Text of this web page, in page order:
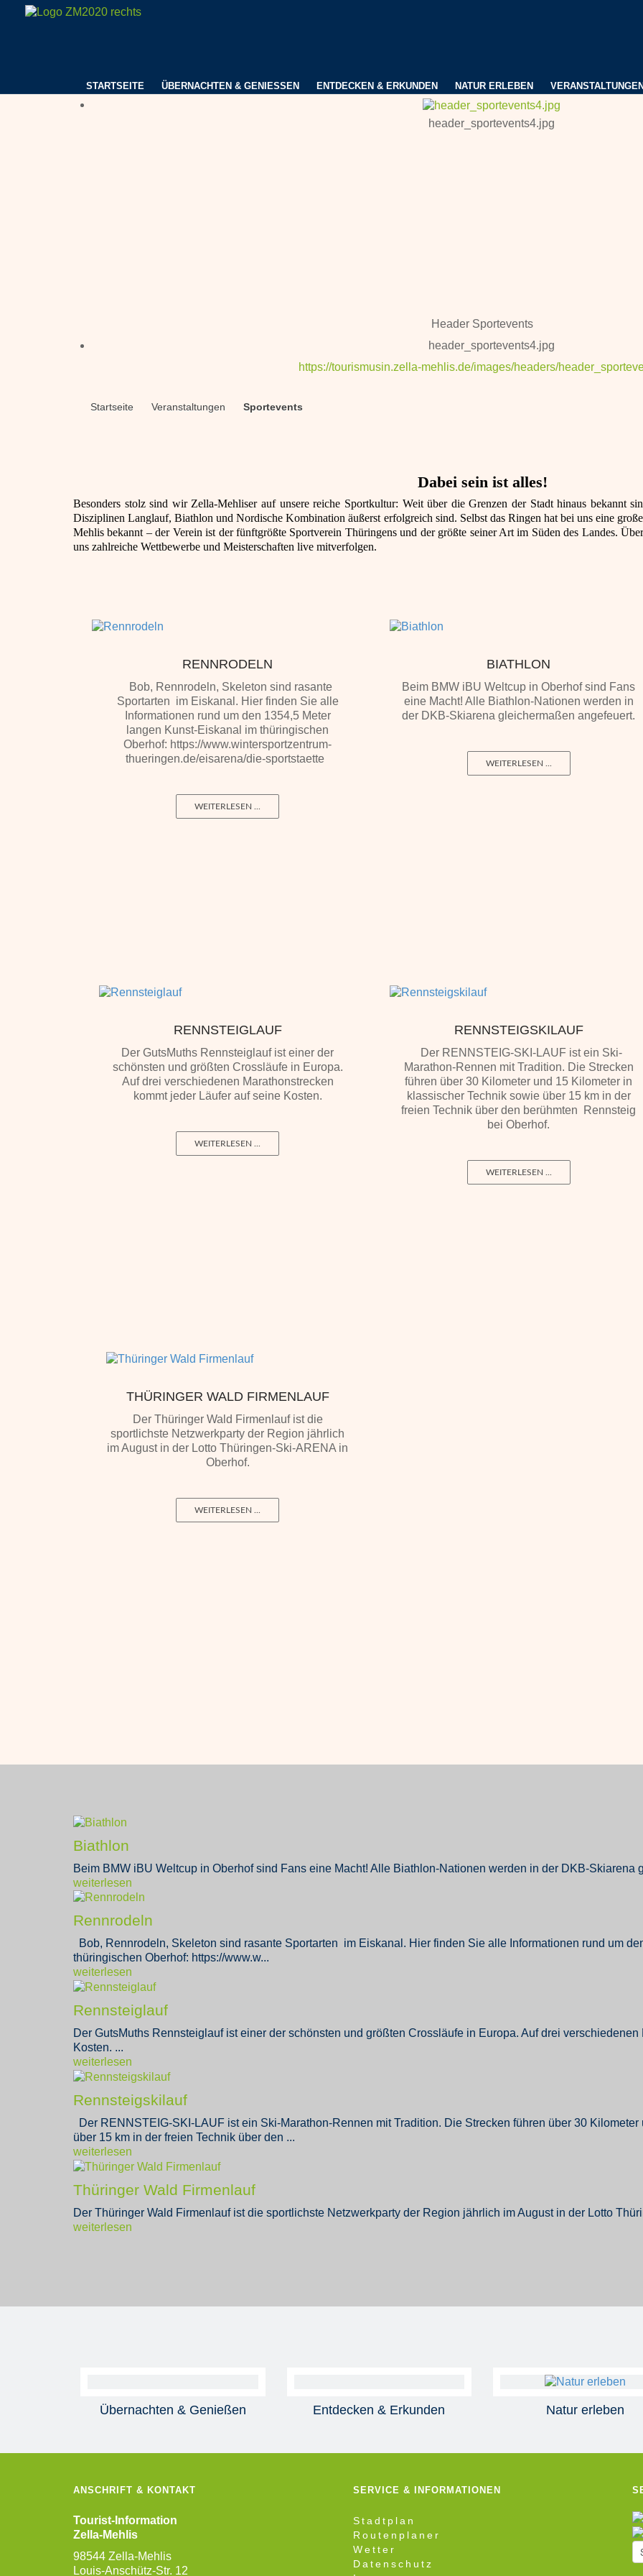
STARTSEITE ÜBERNACHTEN & GENIESSEN ENTDECKEN & ERKUNDEN NATUR ERLEBEN VERANSTALTUNGEN
header_sportevents4.jpg
Header Sportevents
header_sportevents4.jpg
https://tourismusin.zella-mehlis.de/images/headers/
Startseite Veranstaltungen Sportevents
Dabei sein ist alles!
Besonders stolz sind wir Zella‐Mehliser auf unsere reiche Sportkultur: Weit über die Grenzen der Stadt hinaus bekannt
Disziplinen Langlauf, Biathlon und Nordische Kombination äußerst erfolgreich sind. Selbst das Ringen hat bei uns eine
Mehlis bekannt – der Verein ist der fünftgrößte Sportverein Thüringens und der größte seiner Art im Süden des Landes.
uns zahlreiche Wettbewerbe und Meisterschaften live mitverfolgen.
RENNRODELN
Bob, Rennrodeln, Skeleton sind rasante
Sportarten im Eiskanal. Hier finden Sie alle
Informationen rund um den 1354,5 Meter
langen Kunst-Eiskanal im thüringischen
Oberhof: https://www.wintersportzentrum-
thueringen.de/eisarena/die-sportstaette
WEITERLESEN ...
BIATHLON
Beim BMW iBU Weltcup in Oberhof sind Fans
eine Macht! Alle Biathlon-Nationen werden in
der DKB-Skiarena gleichermaßen angefeuert.
WEITERLESEN ...
RENNSTEIGLAUF
Der GutsMuths Rennsteiglauf ist einer der
schönsten und größten Crossläufe in Europa.
Auf drei verschiedenen Marathonstrecken
kommt jeder Läufer auf seine Kosten.
WEITERLESEN ...
RENNSTEIGSKILAUF
Der RENNSTEIG-SKI-LAUF ist ein Ski-
Marathon-Rennen mit Tradition. Die Strecken
führen über 30 Kilometer und 15 Kilometer in
klassischer Technik sowie über 15 km in der
freien Technik über den berühmten Rennsteig
bei Oberhof.
WEITERLESEN ...
THÜRINGER WALD FIRMENLAUF
Der Thüringer Wald Firmenlauf ist die
sportlichste Netzwerkparty der Region jährlich
im August in der Lotto Thüringen-Ski-ARENA in
Oberhof.
WEITERLESEN ...
Biathlon
Beim BMW iBU Weltcup in Oberhof sind Fans eine Macht! Alle Biathlon-Nationen werden in der DKB-Skiarena
weiterlesen
Rennrodeln
Bob, Rennrodeln, Skeleton sind rasante Sportarten im Eiskanal. Hier finden Sie alle Informationen rund um
thüringischen Oberhof: https://www.w...
weiterlesen
Rennsteiglauf
Der GutsMuths Rennsteiglauf ist einer der schönsten und größten Crossläufe in Europa. Auf drei
Kosten. ...
weiterlesen
Rennsteigskilauf
Der RENNSTEIG-SKI-LAUF ist ein Ski-Marathon-Rennen mit Tradition. Die Strecken führen über 30
über 15 km in der freien Technik über den ...
weiterlesen
Thüringer Wald Firmenlauf
Der Thüringer Wald Firmenlauf ist die sportlichste Netzwerkparty der Region jährlich im August in der Lotto
weiterlesen
Übernachten & Genießen Entdecken & Erkunden Natur erleben
ANSCHRIFT & KONTAKT
Tourist-Information
Zella-Mehlis
98544 Zella-Mehlis
Louis-Anschütz-Str. 12
SERVICE & INFORMATIONEN
Stadtplan
Routenplaner
Wetter
Datenschutz